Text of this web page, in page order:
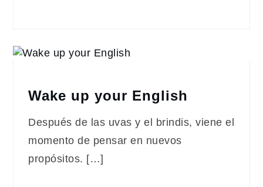
Wake up your English
Después de las uvas y el brindis, viene el
momento de pensar en nuevos
propósitos. […]